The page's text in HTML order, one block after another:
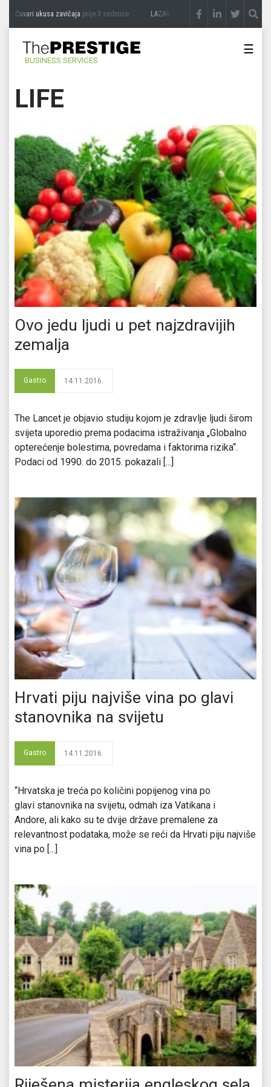
Čuvari ukusa zavičajaprije 3 sedmice LAZAR ĐURIĆ: Promocija potencijal
BUSINESS SERVICES
☰
LIFE
Ovo jedu ljudi u pet najzdravijih
zemalja
Gastro 14.11.2016.
The Lancet je objavio studiju kojom je zdravlje ljudi širom
svijeta uporedio prema podacima istraživanja „Globalno
opterećenje bolestima, povredama i faktorima rizika“.
Podaci od 1990. do 2015. pokazali [...]
Hrvati piju najviše vina po glavi
stanovnika na svijetu
Gastro 14.11.2016.
“Hrvatska je treća po količini popijenog vina po
glavi stanovnika na svijetu, odmah iza Vatikana i
Andore, ali kako su te dvije države premalene za
relevantnost podataka, može se reći da Hrvati piju najviše
vina po [...]